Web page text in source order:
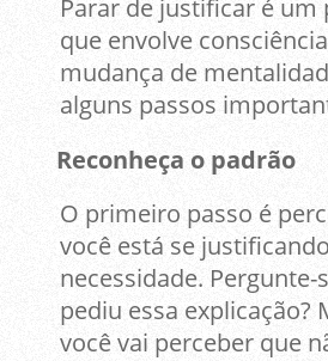
Parar de justificar é um
que envolve
mudança de
alguns passos
Reconheça o padrão
O primeiro passo é
você está se
necessidade. Pergunte-
pediu essa explicação?
você vai perceber que